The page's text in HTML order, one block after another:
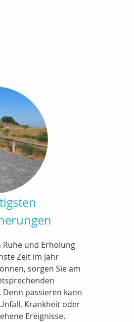
und Erholung
Zeit im Jahr
sorgen Sie am
passieren kann
Krankheit oder
Ereignisse.